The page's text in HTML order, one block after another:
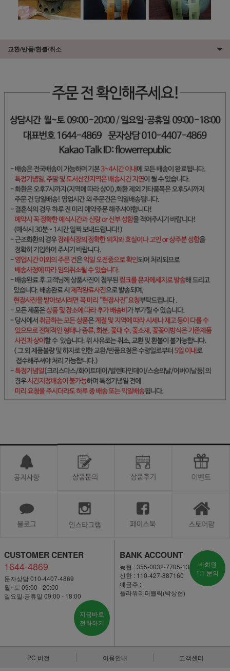
교환/반품/환불/취소
CUSTOMER CENTER
1644-4869
문자상담 010-4407-4869
월~토 09:00 - 20:00
일요일·공휴일 09:00 - 18:00
지금바로
전화하기
BANK ACCOUNT
농협 : 355-0032-7705-13
신한 : 110-427-887160
예금주 :
플라워리퍼블릭(박상현)
비회원
1:1 문의
PC 버전 이용안내 고객센터